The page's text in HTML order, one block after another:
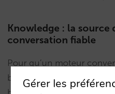
Knowledge : la source
conversation fiable
Pour qu’un moteur
besoin de plus qu’un
Gérer les